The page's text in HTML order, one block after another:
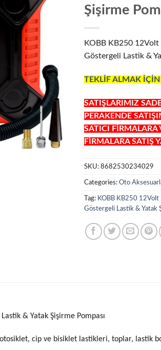
Şişirme
KOBB KB250 12Volt
Göstergeli Lastik &
TEKLİF ALMAK
SATIŞLARIMIZ
PERAKENDE
SATICI FİRMALARA
FİRMALARA SATIŞ
SKU: 8682530234029
Categories: Oto
Tag: KOBB KB250 12Volt
Göstergeli Lastik & Yatak
& Yatak Şişirme Pompası
cip ve bisiklet lastikleri, toplar, lastik